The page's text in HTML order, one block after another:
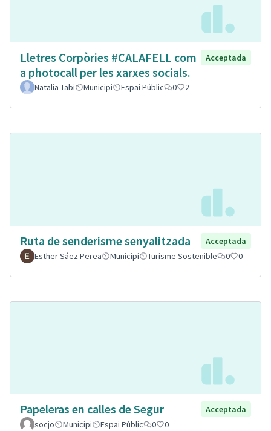
Lletres Corpòries #CALAFELL com
a photocall per les xarxes socials.
Acceptada
Natalia Tabi Municipi Espai Públic 0 2
Ruta de senderisme senyalitzada
Acceptada
Esther Sáez Perea
Municipi Turisme Sostenible 0 0
Papeleras en calles de Segur
Acceptada
socjo
Municipi Espai Públic 0 0